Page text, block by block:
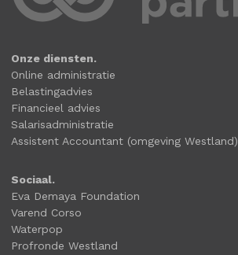
Onze diensten.
Online administratie
Belastingadvies
Financieel advies
Salarisadministratie
Assistent Accountant (omgeving Westland)
Sociaal.
Eva Demaya Foundation
Varend Corso
Waterpop
Profronde Westland